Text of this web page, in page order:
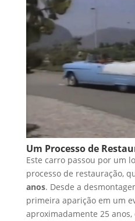
Um Processo de
Este carro passou por um
processo de restauração,
anos. Desde a
primeira aparição em um
aproximadamente 25